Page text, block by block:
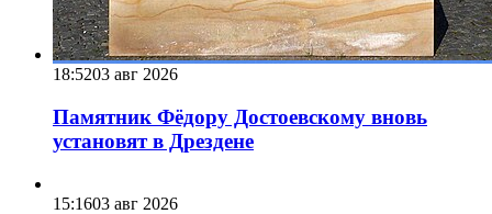
18:5203 авг 2026
Памятник Фёдору Достоевскому вновь
установят в Дрездене
15:1603 авг 2026